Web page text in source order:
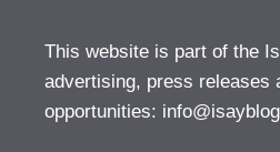
This website is part of the
advertising, press releases
opportunities: